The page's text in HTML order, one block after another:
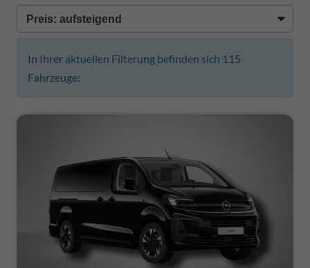
In Ihrer aktuellen Filterung befinden sich 115
Fahrzeuge: